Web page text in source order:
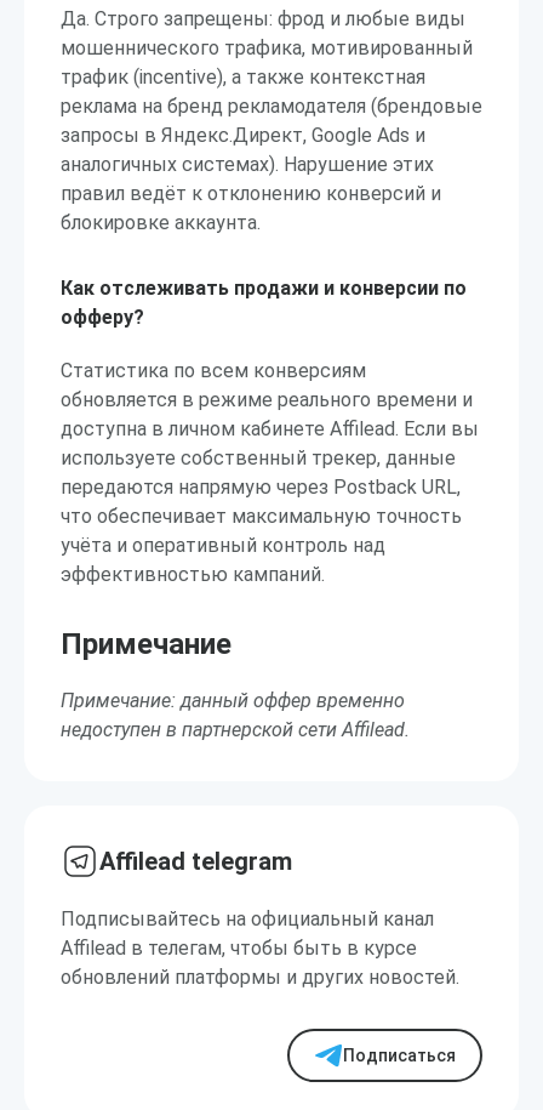
Да. Строго запрещены: фрод и любые виды
мошеннического трафика, мотивированный
трафик (incentive), а также контекстная
реклама на бренд рекламодателя (брендовые
запросы в Яндекс.Директ, Google Ads и
аналогичных системах). Нарушение этих
правил ведёт к отклонению конверсий и
блокировке аккаунта.
Как отслеживать продажи и конверсии по
офферу?
Статистика по всем конверсиям
обновляется в режиме реального времени и
доступна в личном кабинете Affilead. Если вы
используете собственный трекер, данные
передаются напрямую через Postback URL,
что обеспечивает максимальную точность
учёта и оперативный контроль над
эффективностью кампаний.
Примечание
Примечание: данный оффер временно
недоступен в партнерской сети Affilead.
Affilead telegram
Подписывайтесь на официальный канал
Affilead в телегам, чтобы быть в курсе
обновлений платформы и других новостей.
Подписаться